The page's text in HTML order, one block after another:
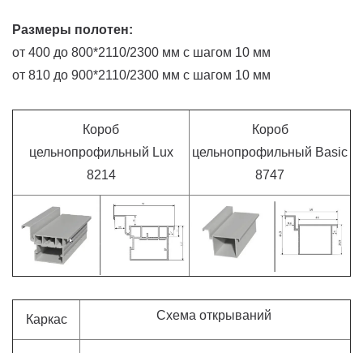
Размеры полотен:
от 400 до 800*2110/2300 мм с шагом 10 мм
от 810 до 900*2110/2300 мм с шагом 10 мм
Короб
цельнопрофильный Lux
8214
Короб
цельнопрофильный Basic
8747
Каркас Схема открываний